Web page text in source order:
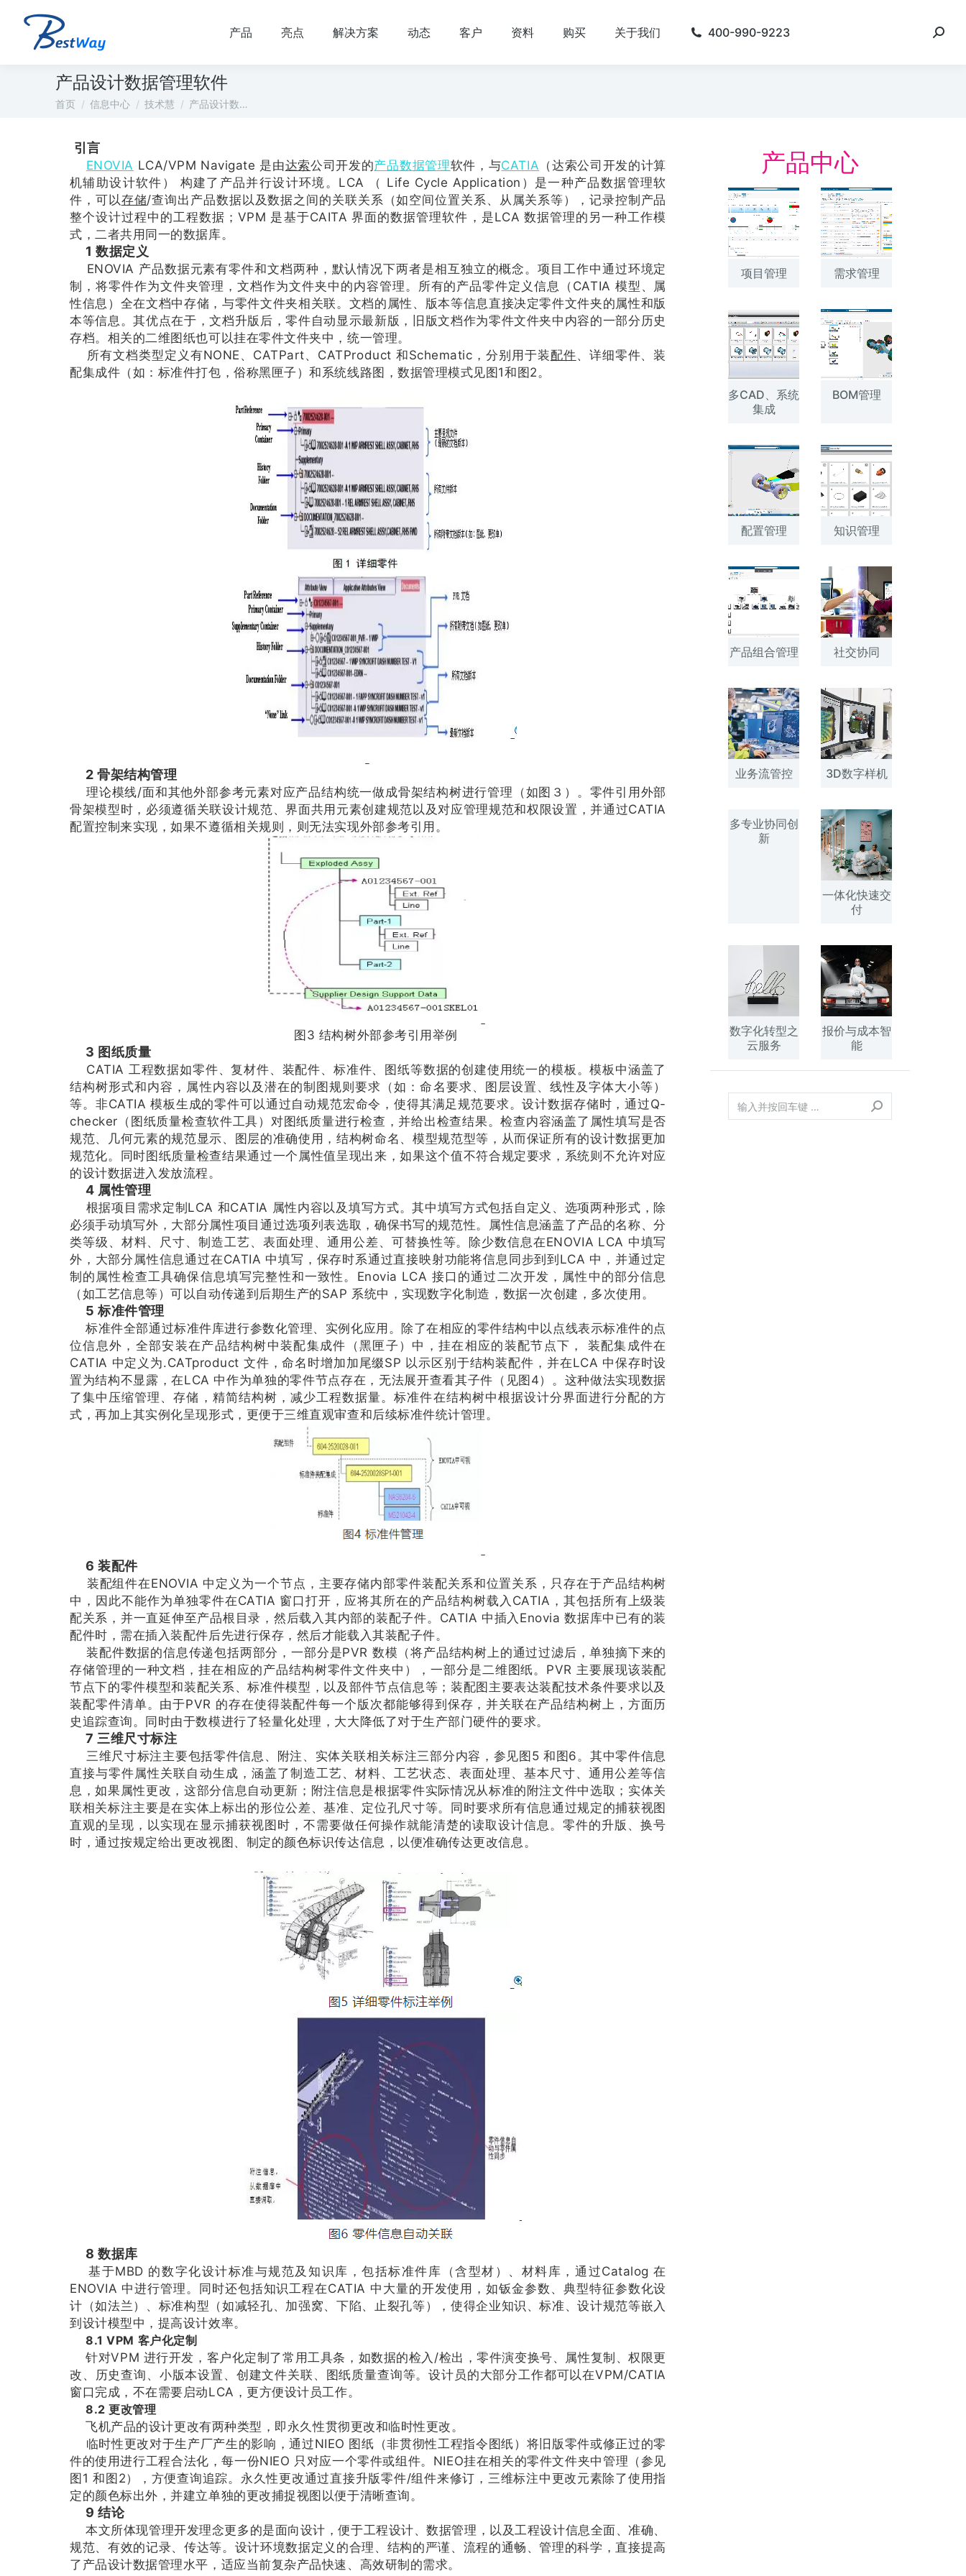
产品 亮点 解决方案 动态 客户 资料 购买 关于我们 400-990-9223
产品设计数据管理软件
您在这里：
首页 信息中心 技术慧 产品设计数…
引言
ENOVIA LCA/VPM Navigate 是由达索公司开发的产品数据管理软件，与CATIA （达索公司开发的计算
机辅助设计软件） 构建了产品并行设计环境。LCA （ Life Cycle Application）是一种产品数据管理软
件，可以存储/查询出产品数据以及数据之间的关联关系（如空间位置关系、从属关系等），记录控制产品
整个设计过程中的工程数据；VPM 是基于CAITA 界面的数据管理软件，是LCA 数据管理的另一种工作模
式，二者共用同一的数据库。
1 数据定义
ENOVIA 产品数据元素有零件和文档两种，默认情况下两者是相互独立的概念。项目工作中通过环境定
制，将零件作为文件夹管理，文档作为文件夹中的内容管理。所有的产品零件定义信息（CATIA 模型、属
性信息）全在文档中存储，与零件文件夹相关联。文档的属性、版本等信息直接决定零件文件夹的属性和版
本等信息。其优点在于，文档升版后，零件自动显示最新版，旧版文档作为零件文件夹中内容的一部分历史
存档。相关的二维图纸也可以挂在零件文件夹中，统一管理。
所有文档类型定义有NONE、CATPart、CATProduct 和Schematic，分别用于装配件、详细零件、装
配集成件（如：标准件打包，俗称黑匣子）和系统线路图，数据管理模式见图1和图2。
2 骨架结构管理
理论模线/面和其他外部参考元素对应产品结构统一做成骨架结构树进行管理（如图３）。零件引用外部
骨架模型时，必须遵循关联设计规范、界面共用元素创建规范以及对应管理规范和权限设置，并通过CATIA
配置控制来实现，如果不遵循相关规则，则无法实现外部参考引用。
图3 结构树外部参考引用举例
3 图纸质量
CATIA 工程数据如零件、复材件、装配件、标准件、图纸等数据的创建使用统一的模板。模板中涵盖了
结构树形式和内容，属性内容以及潜在的制图规则要求（如：命名要求、图层设置、线性及字体大小等）
等。非CATIA 模板生成的零件可以通过自动规范宏命令，使得其满足规范要求。设计数据存储时，通过Q-
checker（图纸质量检查软件工具）对图纸质量进行检查，并给出检查结果。检查内容涵盖了属性填写是否
规范、几何元素的规范显示、图层的准确使用，结构树命名、模型规范型等，从而保证所有的设计数据更加
规范化。同时图纸质量检查结果通过一个属性值呈现出来，如果这个值不符合规定要求，系统则不允许对应
的设计数据进入发放流程。
4 属性管理
根据项目需求定制LCA 和CATIA 属性内容以及填写方式。其中填写方式包括自定义、选项两种形式，除
必须手动填写外，大部分属性项目通过选项列表选取，确保书写的规范性。属性信息涵盖了产品的名称、分
类等级、材料、尺寸、制造工艺、表面处理、通用公差、可替换性等。除少数信息在ENOVIA LCA 中填写
外，大部分属性信息通过在CATIA 中填写，保存时系通过直接映射功能将信息同步到到LCA 中，并通过定
制的属性检查工具确保信息填写完整性和一致性。Enovia LCA 接口的通过二次开发，属性中的部分信息
（如工艺信息等）可以自动传递到后期生产的SAP 系统中，实现数字化制造，数据一次创建，多次使用。
5 标准件管理
标准件全部通过标准件库进行参数化管理、实例化应用。除了在相应的零件结构中以点线表示标准件的点
位信息外，全部安装在产品结构树中装配集成件（黑匣子）中，挂在相应的装配节点下， 装配集成件在
CATIA 中定义为.CATproduct 文件，命名时增加加尾缀SP 以示区别于结构装配件，并在LCA 中保存时设
置为结构不显露，在LCA 中作为单独的零件节点存在，无法展开查看其子件（见图4）。这种做法实现数据
了集中压缩管理、存储，精简结构树，减少工程数据量。标准件在结构树中根据设计分界面进行分配的方
式，再加上其实例化呈现形式，更便于三维直观审查和后续标准件统计管理。
6 装配件
装配组件在ENOVIA 中定义为一个节点，主要存储内部零件装配关系和位置关系，只存在于产品结构树
中，因此不能作为单独零件在CATIA 窗口打开，应将其所在的产品结构树载入CATIA，其包括所有上级装
配关系，并一直延伸至产品根目录，然后载入其内部的装配子件。CATIA 中插入Enovia 数据库中已有的装
配件时，需在插入装配件后先进行保存，然后才能载入其装配子件。
装配件数据的信息传递包括两部分，一部分是PVR 数模（将产品结构树上的通过过滤后，单独摘下来的
存储管理的一种文档，挂在相应的产品结构树零件文件夹中），一部分是二维图纸。PVR 主要展现该装配
节点下的零件模型和装配关系、标准件模型，以及部件节点信息等；装配图主要表达装配技术条件要求以及
装配零件清单。由于PVR 的存在使得装配件每一个版次都能够得到保存，并关联在产品结构树上，方面历
史追踪查询。同时由于数模进行了轻量化处理，大大降低了对于生产部门硬件的要求。
7 三维尺寸标注
三维尺寸标注主要包括零件信息、附注、实体关联相关标注三部分内容，参见图5 和图6。其中零件信息
直接与零件属性关联自动生成，涵盖了制造工艺、材料、工艺状态、表面处理、基本尺寸、通用公差等信
息，如果属性更改，这部分信息自动更新；附注信息是根据零件实际情况从标准的附注文件中选取；实体关
联相关标注主要是在实体上标出的形位公差、基准、定位孔尺寸等。同时要求所有信息通过规定的捕获视图
直观的呈现，以实现在显示捕获视图时，不需要做任何操作就能清楚的读取设计信息。零件的升版、换号
时，通过按规定给出更改视图、制定的颜色标识传达信息，以便准确传达更改信息。
8 数据库
基于MBD 的数字化设计标准与规范及知识库，包括标准件库（含型材）、材料库，通过Catalog 在
ENOVIA 中进行管理。同时还包括知识工程在CATIA 中大量的开发使用，如钣金参数、典型特征参数化设
计（如法兰）、标准构型（如减轻孔、加强窝、下陷、止裂孔等），使得企业知识、标准、设计规范等嵌入
到设计模型中，提高设计效率。
8.1 VPM 客户化定制
针对VPM 进行开发，客户化定制了常用工具条，如数据的检入/检出，零件演变换号、属性复制、权限更
改、历史查询、小版本设置、创建文件关联、图纸质量查询等。设计员的大部分工作都可以在VPM/CATIA
窗口完成，不在需要启动LCA，更方便设计员工作。
8.2 更改管理
飞机产品的设计更改有两种类型，即永久性贯彻更改和临时性更改。
临时性更改对于生产厂产生的影响，通过NIEO 图纸（非贯彻性工程指令图纸）将旧版零件或修正过的零
件的使用进行工程合法化，每一份NIEO 只对应一个零件或组件。NIEO挂在相关的零件文件夹中管理（参见
图1 和图2），方便查询追踪。永久性更改通过直接升版零件/组件来修订，三维标注中更改元素除了使用指
定的颜色标出外，并建立单独的更改捕捉视图以便于清晰查询。
9 结论
本文所体现管理开发理念更多的是面向设计，便于工程设计、数据管理，以及工程设计信息全面、准确、
规范、有效的记录、传达等。设计环境数据定义的合理、结构的严谨、流程的通畅、管理的科学，直接提高
了产品设计数据管理水平，适应当前复杂产品快速、高效研制的需求。
产品中心
项目管理 需求管理
多CAD、系统
集成
BOM管理
配置管理 知识管理
产品组合管理 社交协同
业务流管控 3D数字样机
多专业协同创
新
一体化快速交
付
数字化转型之
云服务
报价与成本智
能